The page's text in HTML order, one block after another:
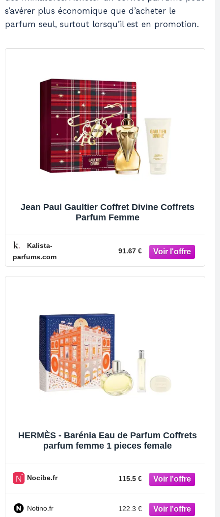
s’avérer plus économique que d’acheter le
parfum seul, surtout lorsqu’il est en promotion.
Jean Paul Gaultier Coffret Divine Coffrets
Parfum Femme
Kalista-
parfums.com
91.67 €
HERMÈS - Barénia Eau de Parfum Coffrets
parfum femme 1 pieces female
Nocibe.fr 115.5 €
Notino.fr 122.3 €